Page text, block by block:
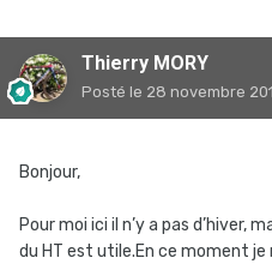
Thierry MORY
Posté le 28 novembre
Bonjour,
Pour moi ici il n’y a pas d’hiver,
du HT est utile.En ce moment